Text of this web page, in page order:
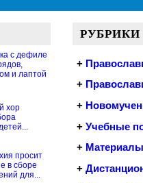
с дефиле
и лаптой
хор
просит
в сборе
для...
РУБРИКИ
+
+
+
+ Учебные
+
+